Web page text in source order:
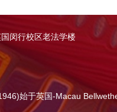
闵行校区老法学楼
始于英国-Macau